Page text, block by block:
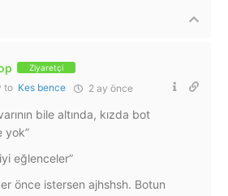
Ziyaretçi
to Kes bence 2 ay önce
bile altında, kızda bot
yok”
eğlenceler”
önce istersen ajhshsh. Botun